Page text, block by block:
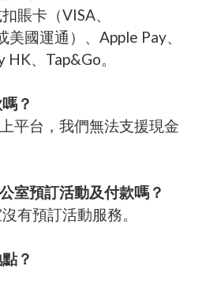
賬卡（VISA、
國運通）、Apple Pay、
、Tap&Go。
？
平台，我們無法支援現金
室預訂活動及付款嗎？
有預訂活動服務。
？